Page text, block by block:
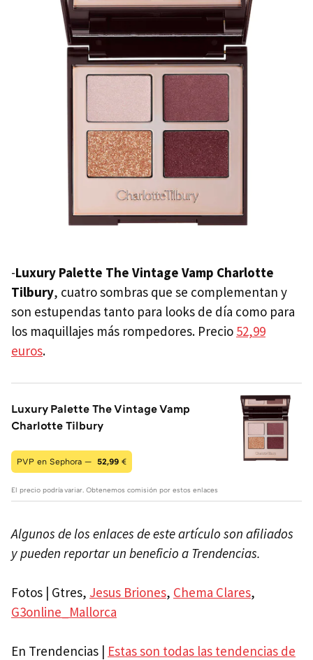
-Luxury Palette The Vintage Vamp Charlotte
Tilbury, cuatro sombras que se complementan y
son estupendas tanto para looks de día como para
los maquillajes más rompedores. Precio 52,99
euros.
Luxury Palette The Vintage Vamp
Charlotte Tilbury
PVP en Sephora — 52,99 €
El precio podría variar. Obtenemos comisión por estos enlaces
Algunos de los enlaces de este artículo son afiliados
y pueden reportar un beneficio a Trendencias.
Fotos | Gtres, Jesus Briones, Chema Clares,
G3online_Mallorca
En Trendencias | Estas son todas las tendencias de